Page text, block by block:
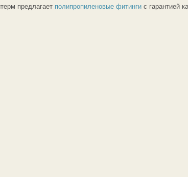
предлагает полипропиленовые фитинги с гарантией